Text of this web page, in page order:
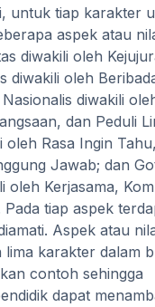
untuk tiap karakter
aspek atau
diwakili oleh
diwakili oleh
diwakili
dan Peduli
oleh Rasa Ingin
Jawab; dan
oleh Kerjasama,
Pada tiap aspek
Aspek atau
lima karakter dalam
contoh sehingga
dapat